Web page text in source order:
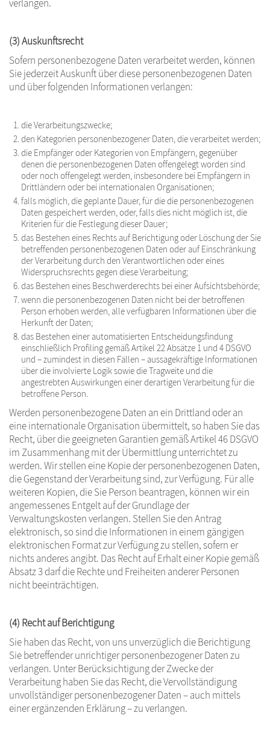
verlangen.
(3) Auskunftsrecht
Sofern personenbezogene Daten verarbeitet werden, können
Sie jederzeit Auskunft über diese personenbezogenen Daten
und über folgenden Informationen verlangen:
die Verarbeitungszwecke;
den Kategorien personenbezogener Daten, die verarbeitet werden;
die Empfänger oder Kategorien von Empfängern, gegenüber
denen die personenbezogenen Daten offengelegt worden sind
oder noch offengelegt werden, insbesondere bei Empfängern in
Drittländern oder bei internationalen Organisationen;
falls möglich, die geplante Dauer, für die die personenbezogenen
Daten gespeichert werden, oder, falls dies nicht möglich ist, die
Kriterien für die Festlegung dieser Dauer;
das Bestehen eines Rechts auf Berichtigung oder Löschung der Sie
betreffenden personenbezogenen Daten oder auf Einschränkung
der Verarbeitung durch den Verantwortlichen oder eines
Widerspruchsrechts gegen diese Verarbeitung;
das Bestehen eines Beschwerderechts bei einer Aufsichtsbehörde;
wenn die personenbezogenen Daten nicht bei der betroffenen
Person erhoben werden, alle verfügbaren Informationen über die
Herkunft der Daten;
das Bestehen einer automatisierten Entscheidungsfindung
einschließlich Profiling gemäß Artikel 22 Absätze 1 und 4 DSGVO
und – zumindest in diesen Fällen – aussagekräftige Informationen
über die involvierte Logik sowie die Tragweite und die
angestrebten Auswirkungen einer derartigen Verarbeitung für die
betroffene Person.
Werden personenbezogene Daten an ein Drittland oder an
eine internationale Organisation übermittelt, so haben Sie das
Recht, über die geeigneten Garantien gemäß Artikel 46 DSGVO
im Zusammenhang mit der Übermittlung unterrichtet zu
werden. Wir stellen eine Kopie der personenbezogenen Daten,
die Gegenstand der Verarbeitung sind, zur Verfügung. Für alle
weiteren Kopien, die Sie Person beantragen, können wir ein
angemessenes Entgelt auf der Grundlage der
Verwaltungskosten verlangen. Stellen Sie den Antrag
elektronisch, so sind die Informationen in einem gängigen
elektronischen Format zur Verfügung zu stellen, sofern er
nichts anderes angibt. Das Recht auf Erhalt einer Kopie gemäß
Absatz 3 darf die Rechte und Freiheiten anderer Personen
nicht beeinträchtigen.
(4) Recht auf Berichtigung
Sie haben das Recht, von uns unverzüglich die Berichtigung
Sie betreffender unrichtiger personenbezogener Daten zu
verlangen. Unter Berücksichtigung der Zwecke der
Verarbeitung haben Sie das Recht, die Vervollständigung
unvollständiger personenbezogener Daten – auch mittels
einer ergänzenden Erklärung – zu verlangen.